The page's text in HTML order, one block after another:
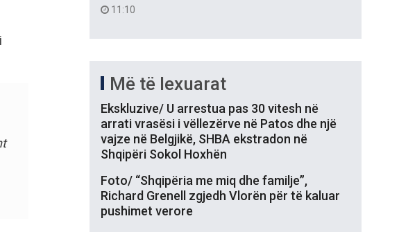
11:10
Më të lexuarat
Ekskluzive/ U arrestua pas 30 vitesh në
arrati vrasësi i vëllezërve në Patos dhe një
vajze në Belgjikë, SHBA ekstradon në
Shqipëri Sokol Hoxhën
Foto/ “Shqipëria me miq dhe familje”,
Richard Grenell zgjedh Vlorën për të kaluar
pushimet verore